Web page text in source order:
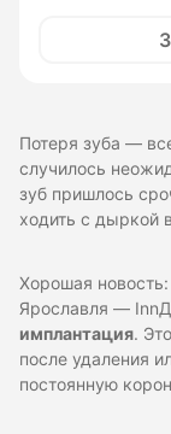
Потеря зуба —
случилось
зуб пришлось
ходить с дыркой
Хорошая
Ярославля —
имплантация.
после удаления
постоянную